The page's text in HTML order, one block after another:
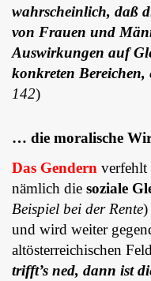
wahrscheinlich, daß
von Frauen und
Auswirkungen auf
konkreten Bereichen,
142)
… die moralische
Das Gendern verfehlt
nämlich die soziale
Beispiel bei der Rente)
und wird weiter
altösterreichischen
trifft’s ned, dann ist